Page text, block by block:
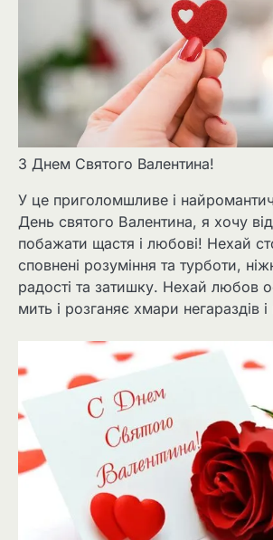
З Днем Святого Валентина!
У це приголомшливе і
День святого Валентина, я хочу
побажати щастя і любові! Нехай
сповнені розуміння та турботи,
радості та затишку. Нехай любов
мить і розганяє хмари негараздів